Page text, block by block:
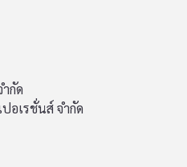
กัด
อเรชั่นส์ จำกัด